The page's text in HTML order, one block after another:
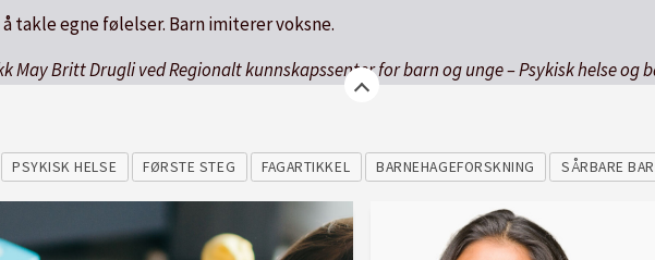
takle egne følelser. Barn imiterer voksne.
May Britt Drugli ved Regionalt kunnskapssenter for barn og unge – Psykisk helse og
PSYKISK HELSE FØRSTE STEG FAGARTIKKEL BARNEHAGEFORSKNING SÅRBARE